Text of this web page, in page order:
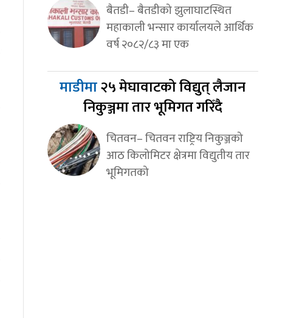
बैतडी– बैतडीको झुलाघाटस्थित
महाकाली भन्सार कार्यालयले आर्थिक
वर्ष २०८२/८३ मा एक
माडीमा२५ मेघावाटको विद्युत् लैजान
निकुञ्जमा तार भूमिगत गरिँदै
चितवन– चितवन राष्ट्रिय निकुञ्जको
आठ किलोमिटर क्षेत्रमा विद्युतीय तार
भूमिगतको